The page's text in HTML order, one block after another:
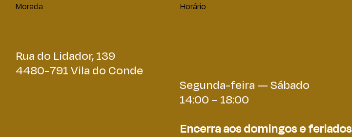
Morada
Rua do Lidador, 139
4480-791 Vila do Conde
Horário
Segunda-feira — Sábado
14:00 – 18:00
Encerra aos domingos e feriados